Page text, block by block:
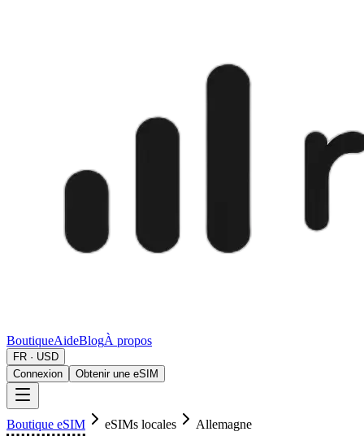
BoutiqueAideBlogÀ propos
FR · USD
Connexion
Obtenir une eSIM
Boutique eSIM eSIMs locales Allemagne